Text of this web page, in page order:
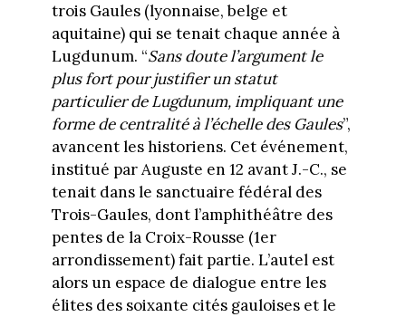
trois Gaules (lyonnaise, belge et
aquitaine) qui se tenait chaque année à
Lugdunum. “Sans doute l’argument le
plus fort pour justifier un statut
particulier de Lugdunum, impliquant une
forme de centralité à l’échelle des Gaules”,
avancent les historiens. Cet événement,
institué par Auguste en 12 avant J.-C., se
tenait dans le sanctuaire fédéral des
Trois-Gaules, dont l’amphithéâtre des
pentes de la Croix-Rousse (1er
arrondissement) fait partie. L’autel est
alors un espace de dialogue entre les
élites des soixante cités gauloises et le